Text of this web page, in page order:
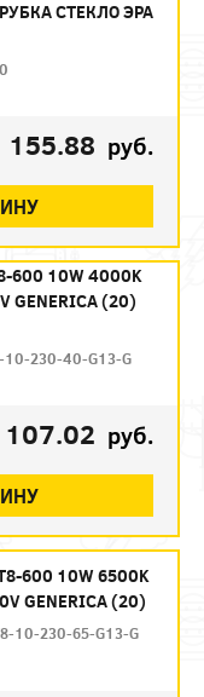
СТЕКЛО ЭРА
155.88 руб.
600 10W 4000K
GENERICA (20)
10-230-40-G13-G
107.02 руб.
600 10W 6500K
GENERICA (20)
10-230-65-G13-G